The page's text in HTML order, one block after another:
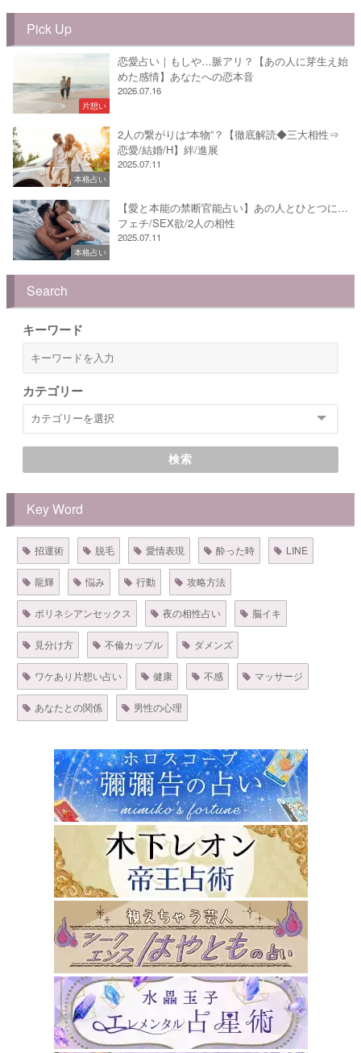
Pick Up
片想い
恋愛占い｜もしや…脈アリ？【あの人に芽生え始
めた感情】あなたへの恋本音
2026.07.16
本格占い
2人の繋がりは“本物”？【徹底解読◆三大相性⇒
恋愛/結婚/H】絆/進展
2025.07.11
本格占い
【愛と本能の禁断官能占い】あの人とひとつに…
フェチ/SEX欲/2人の相性
2025.07.11
Search
キーワード
カテゴリー
検索
Key Word
招運術 脱毛 愛情表現 酔った時 LINE
龍輝 悩み 行動 攻略方法
ポリネシアンセックス 夜の相性占い 脳イキ
見分け方 不倫カップル ダメンズ
ワケあり片想い占い 健康 不感 マッサージ
あなたとの関係 男性の心理